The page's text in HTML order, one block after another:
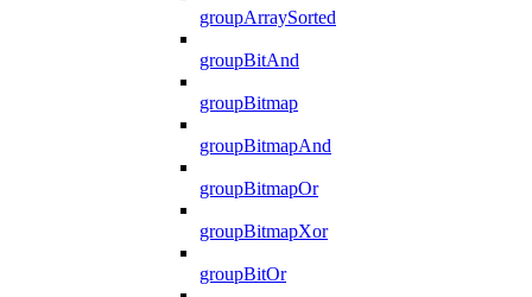
groupArraySorted
groupBitAnd
groupBitmap
groupBitmapAnd
groupBitmapOr
groupBitmapXor
groupBitOr